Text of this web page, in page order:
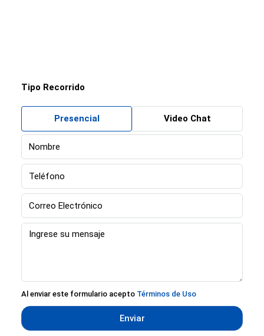
Tipo Recorrido
Presencial Video Chat
Al enviar este formulario acepto Términos de Uso
Enviar